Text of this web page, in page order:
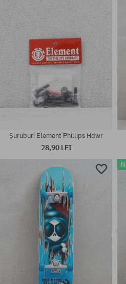
mărime universală
Mărimi existente:
Șuruburi Element Phillips Hdwr
28,90 LEI